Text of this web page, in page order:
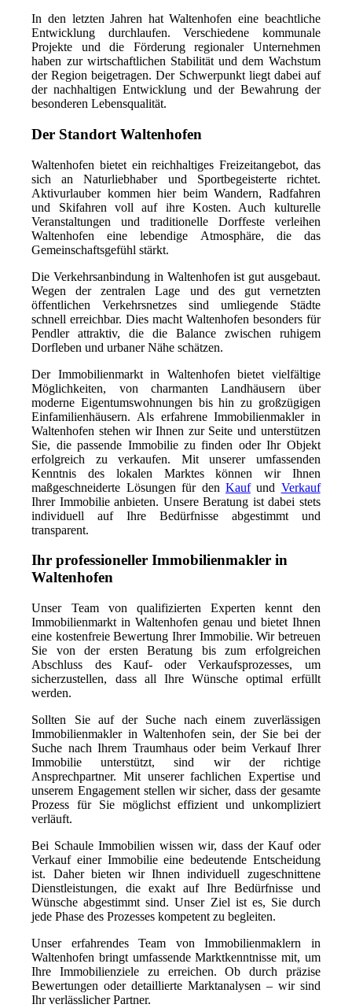
In den letzten Jahren hat Waltenhofen eine beachtliche
Entwicklung durchlaufen. Verschiedene kommunale
Projekte und die Förderung regionaler Unternehmen
haben zur wirtschaftlichen Stabilität und dem Wachstum
der Region beigetragen. Der Schwerpunkt liegt dabei auf
der nachhaltigen Entwicklung und der Bewahrung der
besonderen Lebensqualität.
Der Standort Waltenhofen
Waltenhofen bietet ein reichhaltiges Freizeitangebot, das
sich an Naturliebhaber und Sportbegeisterte richtet.
Aktivurlauber kommen hier beim Wandern, Radfahren
und Skifahren voll auf ihre Kosten. Auch kulturelle
Veranstaltungen und traditionelle Dorffeste verleihen
Waltenhofen eine lebendige Atmosphäre, die das
Gemeinschaftsgefühl stärkt.
Die Verkehrsanbindung in Waltenhofen ist gut ausgebaut.
Wegen der zentralen Lage und des gut vernetzten
öffentlichen Verkehrsnetzes sind umliegende Städte
schnell erreichbar. Dies macht Waltenhofen besonders für
Pendler attraktiv, die die Balance zwischen ruhigem
Dorfleben und urbaner Nähe schätzen.
Der Immobilienmarkt in Waltenhofen bietet vielfältige
Möglichkeiten, von charmanten Landhäusern über
moderne Eigentumswohnungen bis hin zu großzügigen
Einfamilienhäusern. Als erfahrene Immobilienmakler in
Waltenhofen stehen wir Ihnen zur Seite und unterstützen
Sie, die passende Immobilie zu finden oder Ihr Objekt
erfolgreich zu verkaufen. Mit unserer umfassenden
Kenntnis des lokalen Marktes können wir Ihnen
maßgeschneiderte Lösungen für den Kaufund Verkauf
Ihrer Immobilie anbieten. Unsere Beratung ist dabei stets
individuell auf Ihre Bedürfnisse abgestimmt und
transparent.
Ihr professioneller Immobilienmakler in
Waltenhofen
Unser Team von qualifizierten Experten kennt den
Immobilienmarkt in Waltenhofen genau und bietet Ihnen
eine kostenfreie Bewertung Ihrer Immobilie. Wir betreuen
Sie von der ersten Beratung bis zum erfolgreichen
Abschluss des Kauf- oder Verkaufsprozesses, um
sicherzustellen, dass all Ihre Wünsche optimal erfüllt
werden.
Sollten Sie auf der Suche nach einem zuverlässigen
Immobilienmakler in Waltenhofen sein, der Sie bei der
Suche nach Ihrem Traumhaus oder beim Verkauf Ihrer
Immobilie unterstützt, sind wir der richtige
Ansprechpartner. Mit unserer fachlichen Expertise und
unserem Engagement stellen wir sicher, dass der gesamte
Prozess für Sie möglichst effizient und unkompliziert
verläuft.
Bei Schaule Immobilien wissen wir, dass der Kauf oder
Verkauf einer Immobilie eine bedeutende Entscheidung
ist. Daher bieten wir Ihnen individuell zugeschnittene
Dienstleistungen, die exakt auf Ihre Bedürfnisse und
Wünsche abgestimmt sind. Unser Ziel ist es, Sie durch
jede Phase des Prozesses kompetent zu begleiten.
Unser erfahrendes Team von Immobilienmaklern in
Waltenhofen bringt umfassende Marktkenntnisse mit, um
Ihre Immobilienziele zu erreichen. Ob durch präzise
Bewertungen oder detaillierte Marktanalysen – wir sind
Ihr verlässlicher Partner.